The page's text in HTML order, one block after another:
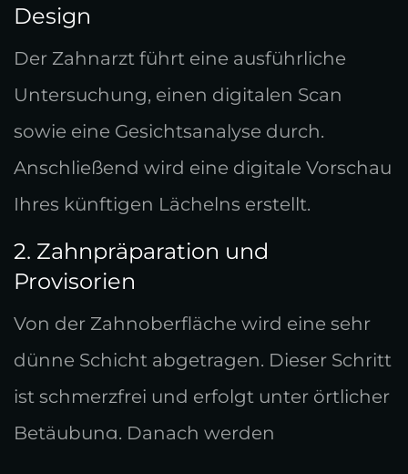
Design
Der Zahnarzt führt eine ausführliche
Untersuchung, einen digitalen Scan
sowie eine Gesichtsanalyse durch.
Anschließend wird eine digitale Vorschau
Ihres künftigen Lächelns erstellt.
2. Zahnpräparation und
Provisorien
Von der Zahnoberfläche wird eine sehr
dünne Schicht abgetragen. Dieser Schritt
ist schmerzfrei und erfolgt unter örtlicher
Betäubung. Danach werden